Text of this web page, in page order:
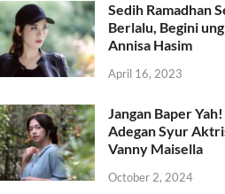
Sedih Ramadhan
Berlalu, Begini
Annisa Hasim
April 16, 2023
Jangan Baper
Adegan Syur
Vanny Maisella
October 2, 2024